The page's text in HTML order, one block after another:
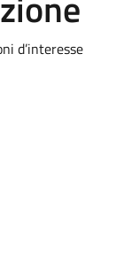
d’interesse